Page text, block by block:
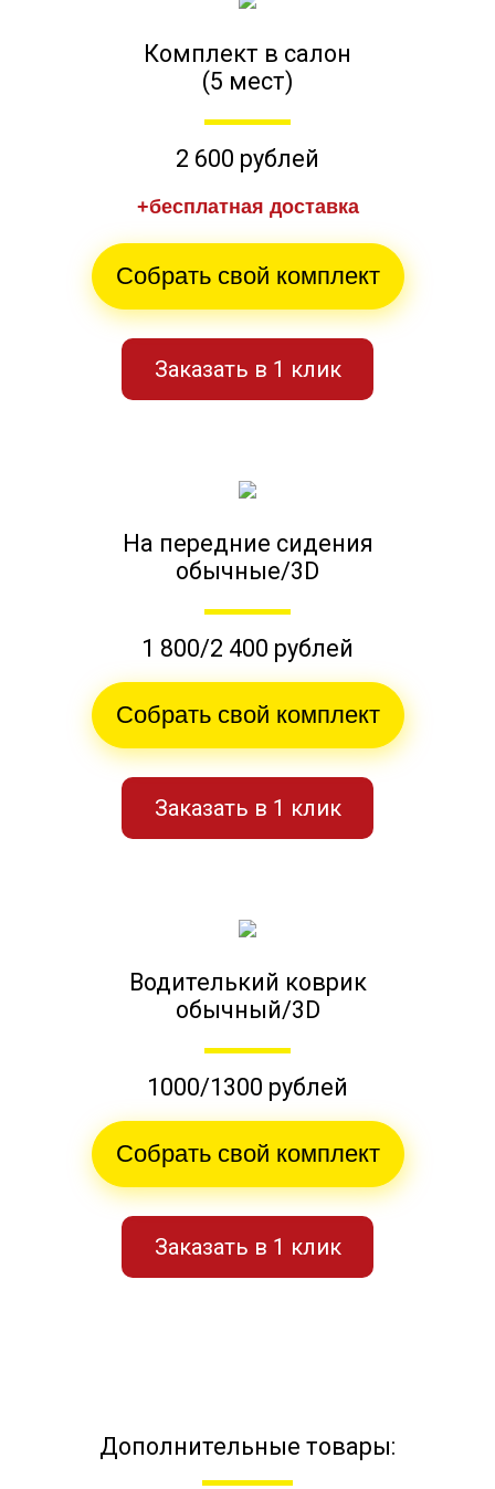
Комплект в салон
(5 мест)
2 600 рублей
+бесплатная доставка
Собрать свой комплект
Заказать в 1 клик
На передние сидения
обычные/3D
1 800/2 400 рублей
Собрать свой комплект
Заказать в 1 клик
Водителький коврик
обычный/3D
1000/1300 рублей
Собрать свой комплект
Заказать в 1 клик
Дополнительные товары: